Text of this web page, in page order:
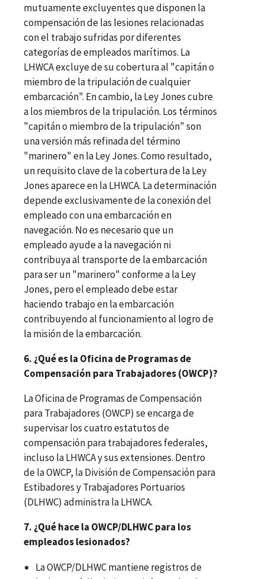
mutuamente excluyentes que disponen la
compensación de las lesiones relacionadas
con el trabajo sufridas por diferentes
categorías de empleados marítimos. La
LHWCA excluye de su cobertura al "capitán o
miembro de la tripulación de cualquier
embarcación". En cambio, la Ley Jones cubre
a los miembros de la tripulación. Los términos
"capitán o miembro de la tripulación" son
una versión más refinada del término
"marinero" en la Ley Jones. Como resultado,
un requisito clave de la cobertura de la Ley
Jones aparece en la LHWCA. La determinación
depende exclusivamente de la conexión del
empleado con una embarcación en
navegación. No es necesario que un
empleado ayude a la navegación ni
contribuya al transporte de la embarcación
para ser un "marinero" conforme a la Ley
Jones, pero el empleado debe estar
haciendo trabajo en la embarcación
contribuyendo al funcionamiento al logro de
la misión de la embarcación.
6. ¿Qué es la Oficina de Programas de
Compensación para Trabajadores (OWCP)?
La Oficina de Programas de Compensación
para Trabajadores (OWCP) se encarga de
supervisar los cuatro estatutos de
compensación para trabajadores federales,
incluso la LHWCA y sus extensiones. Dentro
de la OWCP, la División de Compensación para
Estibadores y Trabajadores Portuarios
(DLHWC) administra la LHWCA.
7. ¿Qué hace la OWCP/DLHWC para los
empleados lesionados?
La OWCP/DLHWC mantiene registros de